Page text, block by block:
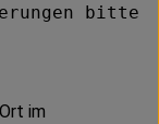
bitte
im